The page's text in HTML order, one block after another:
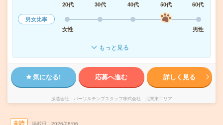
20代
30代 40代 50代
60代
男女比率
女性
男性
もっと見る
気になる! 応募へ進む 詳しく見る
派遣会社 パーソルテンプスタッフ株式会社 北関東エリア
未読 掲載日 2026/08/06